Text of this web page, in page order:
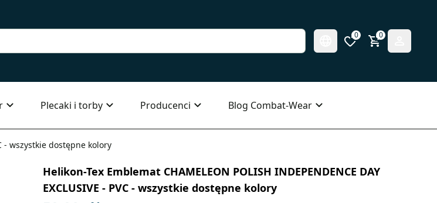
0 0
Plecaki i torby Producenci Blog Combat-Wear
- wszystkie dostępne kolory
Helikon-Tex Emblemat CHAMELEON POLISH INDEPENDENCE DAY
EXCLUSIVE - PVC - wszystkie dostępne kolory